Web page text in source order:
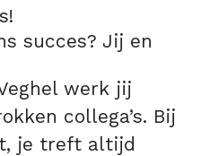
succes? Jij en
werk jij
collega’s. Bij
je treft altijd